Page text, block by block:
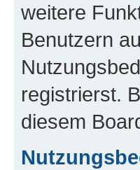
weitere
Benutzern
registrierst.
diesem